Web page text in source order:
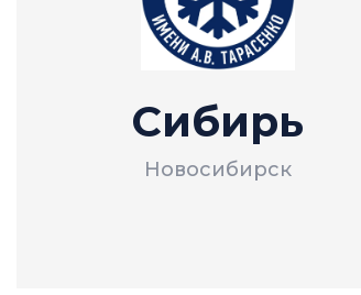
Сибирь
Новосибирск